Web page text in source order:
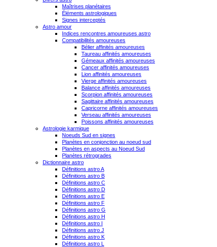
Maîtrises planétaires
Éléments astrologiques
Signes interceptés
Astro amour
Indices rencontres amoureuses astro
Compatibilités amoureuses
Bélier affinités amoureuses
Taureau affinités amoureuses
Gémeaux affinités amoureuses
Cancer affinités amoureuses
Lion affinités amoureuses
Vierge affinités amoureuses
Balance affinités amoureuses
Scorpion affinités amoureuses
Sagittaire affinités amoureuses
Capricorne affinités amoureuses
Verseau affinités amoureuses
Poissons affinités amoureuses
Astrologie karmique
Noeuds Sud en signes
Planètes en conjonction au noeud sud
Planètes en aspects au Noeud Sud
Planètes rétrogrades
Dictionnaire astro
Définitions astro A
Définitions astro B
Définitions astro C
Définitions astro D
Définitions astro E
Définitions astro F
Définitions astro G
Définitions astro H
Définitions astro I
Définitions astro J
Définitions astro K
Définitions astro L